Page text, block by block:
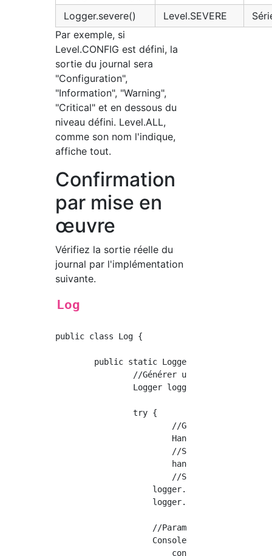
Logger.severe()
Level.SEVERE
Par exemple, si
Level.CONFIG est défini, la
sortie du journal sera
"Configuration",
"Information", "Warning",
"Critical" et en dessous du
niveau défini. Level.ALL,
comme son nom l'indique,
affiche tout.
Confirmation
par mise en
œuvre
Vérifiez la sortie réelle du
journal par l'implémentation
suivante.
Log
public class Log {
		try {